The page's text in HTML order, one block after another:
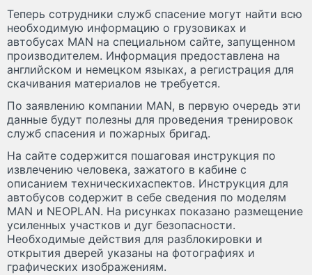
Теперь сотрудники служб спасение могут найти всю
необходимую информацию о грузовиках и
автобусах MAN на специальном сайте, запущенном
производителем. Информация предоставлена на
английском и немецком языках, а регистрация для
скачивания материалов не требуется.
По заявлению компании MAN, в первую очередь эти
данные будут полезны для проведения тренировок
служб спасения и пожарных бригад.
На сайте содержится пошаговая инструкция по
извлечению человека, зажатого в кабине с
описанием техническихаспектов. Инструкция для
автобусов содержит в себе сведения по моделям
MAN и NEOPLAN. На рисунках показано размещение
усиленных участков и дуг безопасности.
Необходимые действия для разблокировки и
открытия дверей указаны на фотографиях и
графических изображениям.